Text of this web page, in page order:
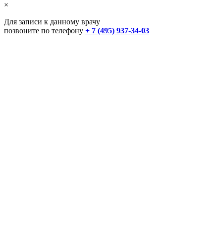
×
Для записи к данному врачу
позвоните по телефону + 7 (495) 937-34-03